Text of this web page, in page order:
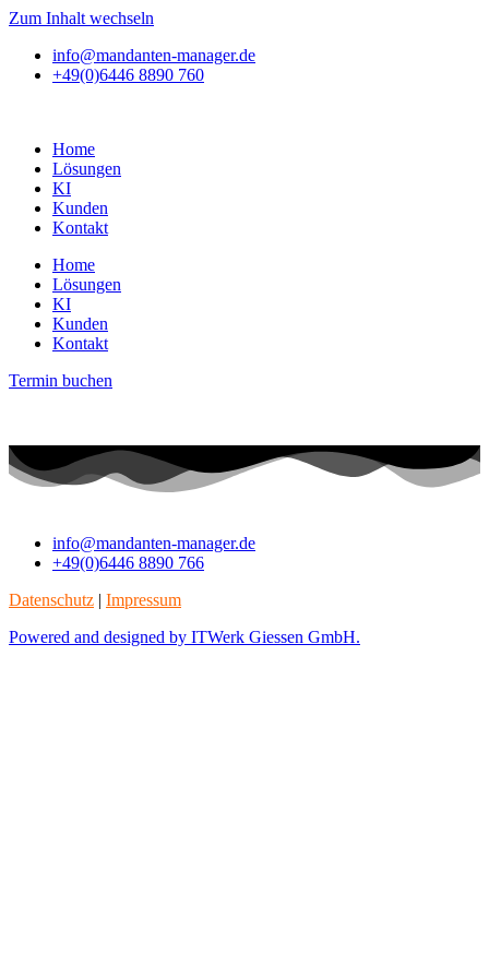
Zum Inhalt wechseln
info@mandanten-manager.de
+49(0)6446 8890 760
Home
Lösungen
KI
Kunden
Kontakt
Home
Lösungen
KI
Kunden
Kontakt
Termin buchen
info@mandanten-manager.de
+49(0)6446 8890 766
Datenschutz | Impressum
Powered and designed by ITWerk Giessen GmbH.